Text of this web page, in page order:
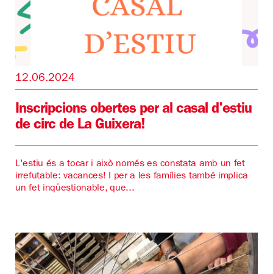
12.06.2024
Inscripcions obertes per al casal d'estiu
de circ de La Guixera!
L'estiu és a tocar i això només es constata amb un fet
irrefutable: vacances! I per a les famílies també implica
un fet inqüestionable, que...